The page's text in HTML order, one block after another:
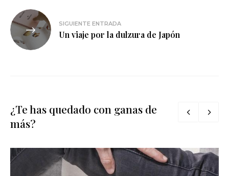
SIGUIENTE ENTRADA
Un viaje por la dulzura de Japón
¿Te has quedado con ganas de
más?